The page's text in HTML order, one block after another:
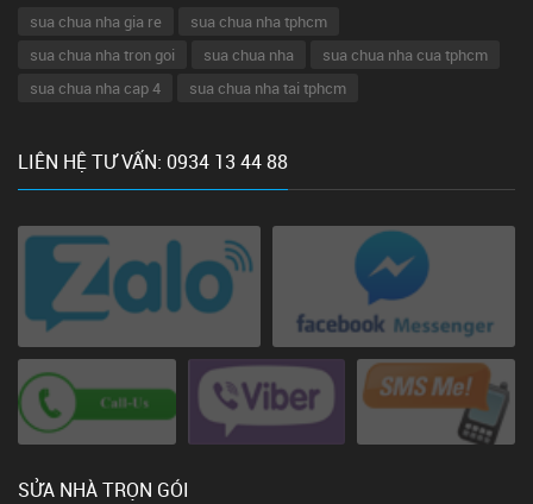
sua chua nha gia re
sua chua nha tphcm
sua chua nha tron goi
sua chua nha
sua chua nha cua tphcm
sua chua nha cap 4
sua chua nha tai tphcm
LIÊN HỆ TƯ VẤN: 0934 13 44 88
SỬA NHÀ TRỌN GÓI